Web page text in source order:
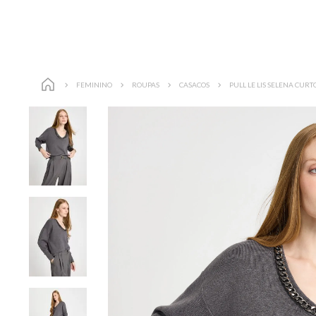
FEMININO ROUPAS CASACOS PULL LE LIS SELENA